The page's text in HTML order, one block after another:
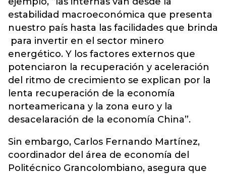
estabilidad macroeconómica que presenta
nuestro país hasta las facilidades que brinda
para invertir en el sector minero
energético. Y los factores externos que
potenciaron la recuperación y aceleración
del ritmo de crecimiento se explican por la
lenta recuperación de la economía
norteamericana y la zona euro y la
desacelaración de la economía China”.
Sin embargo, Carlos Fernando Martínez,
coordinador del área de economía del
Politécnico Grancolombiano, asegura que